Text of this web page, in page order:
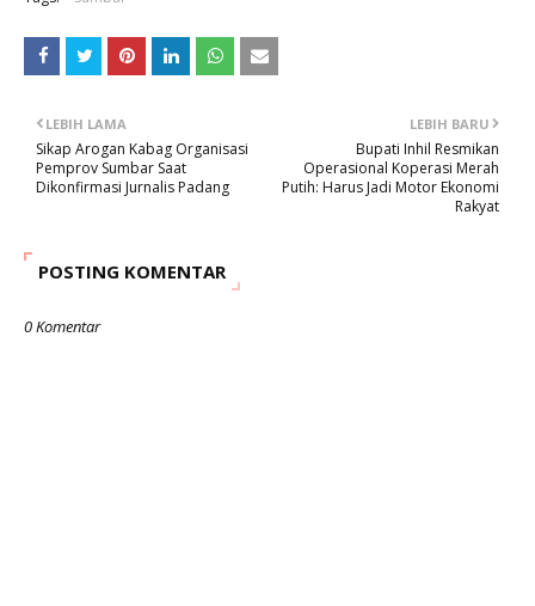
LEBIH BARU
Bupati Inhil Resmikan
Operasional Koperasi Merah
Putih: Harus Jadi Motor Ekonomi
Rakyat
LEBIH LAMA
Sikap Arogan Kabag Organisasi
Pemprov Sumbar Saat
Dikonfirmasi Jurnalis Padang
POSTING KOMENTAR
0 Komentar